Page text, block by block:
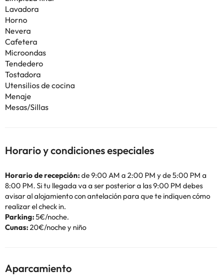
Lavadora
Horno
Nevera
Cafetera
Microondas
Tendedero
Tostadora
Utensilios de cocina
Menaje
Mesas/Sillas
Horario y condiciones especiales
Horario de recepción:de 9:00 AM a 2:00 PM y de 5:00 PM a
8:00 PM. Si tu llegada va a ser posterior a las 9:00 PM debes
avisar al alojamiento con antelación para que te indiquen cómo
realizar el check in.
Parking:5€/noche.
Cunas:20€/noche y niño
Aparcamiento